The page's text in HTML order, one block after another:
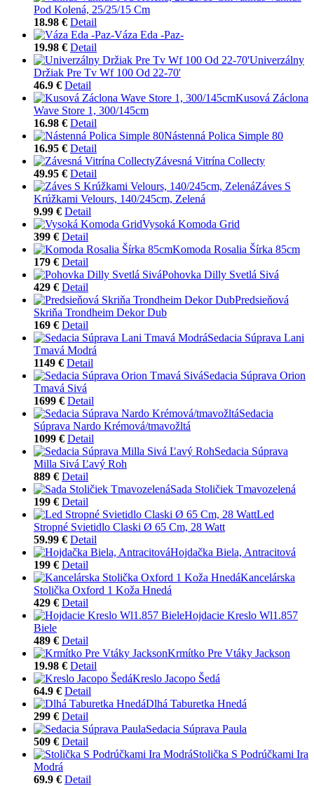
Pod Kolená, 25/25/15 Cm
18.98 € Detail
Váza Eda -Paz-
19.98 € Detail
Univerzálny
Držiak Pre Tv Wf 100 Od 22-70'
46.9 € Detail
Kusová Záclona
Wave Store 1, 300/145cm
16.98 € Detail
Nástenná Polica Simple 80
16.95 € Detail
Závesná Vitrína Collecty
49.95 € Detail
Záves S
Krúžkami Velours, 140/245cm, Zelená
9.99 € Detail
Vysoká Komoda Grid
399 € Detail
Komoda Rosalia Šírka 85cm
179 € Detail
Pohovka Dilly Svetlá Sivá
429 € Detail
Predsieňová
Skriňa Trondheim Dekor Dub
169 € Detail
Sedacia Súprava Lani
Tmavá Modrá
1149 € Detail
Sedacia Súprava Orion
Tmavá Sivá
1699 € Detail
Sedacia
Súprava Nardo Krémová/tmavožltá
1099 € Detail
Sedacia Súprava
Milla Sivá Ľavý Roh
889 € Detail
Sada Stoličiek Tmavozelená
199 € Detail
Led
Stropné Svietidlo Claski Ø 65 Cm, 28 Watt
59.99 € Detail
Hojdačka Biela, Antracitová
199 € Detail
Kancelárska
Stolička Oxford 1 Koža Hnedá
429 € Detail
Hojdacie Kreslo Wl1.857
Biele
489 € Detail
Krmítko Pre Vtáky Jackson
19.98 € Detail
Kreslo Jacopo Šedá
64.9 € Detail
Dlhá Taburetka Hnedá
299 € Detail
Sedacia Súprava Paula
509 € Detail
Stolička S Podrúčkami Ira
Modrá
69.9 € Detail